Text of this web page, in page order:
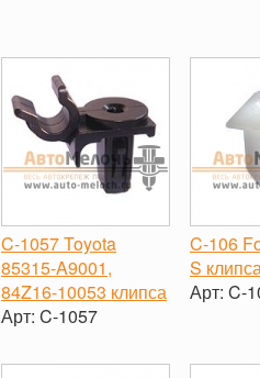
C-1057 Toyota
85315-A9001,
84Z16-10053 клипса
Арт: C-1057
-
+
C-106
S
Арт: C-